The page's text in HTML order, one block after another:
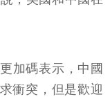
加碼表示，中國
衝突，但是歡迎